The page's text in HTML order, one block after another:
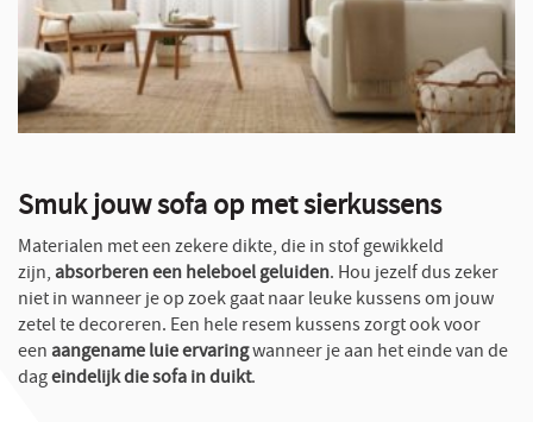
Smuk jouw sofa op met sierkussens
Materialen met een zekere dikte, die in stof gewikkeld
zijn,absorberen een heleboel geluiden. Hou jezelf dus zeker
niet in wanneer je op zoek gaat naar leuke kussens om jouw
zetel te decoreren. Een hele resem kussens zorgt ook voor
eenaangename luie ervaringwanneer je aan het einde van de
dageindelijk die sofa in duikt.